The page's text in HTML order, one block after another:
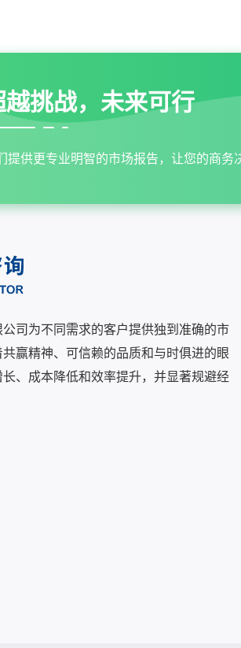
越挑战，未来可行
提供更专业明智的市场报告，让您的商务
司为不同需求的客户提供独到准确的市
赢精神、可信赖的品质和与时俱进的眼
、成本降低和效率提升，并显著规避经